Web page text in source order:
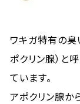
ワキガ特有の臭
ポクリン腺）と
ています。
アポクリン腺